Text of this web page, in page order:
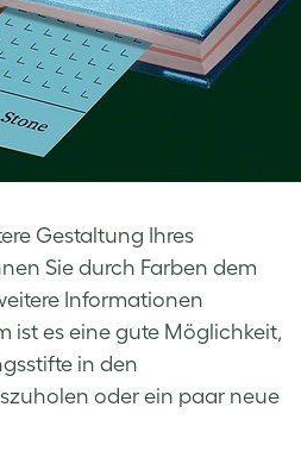
Gestaltung Ihres
Sie durch Farben dem
Informationen
ist es eine gute Möglichkeit,
in den
oder ein paar neue